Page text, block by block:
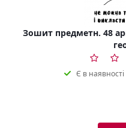
Зошит предметн. 48
Є в наявності